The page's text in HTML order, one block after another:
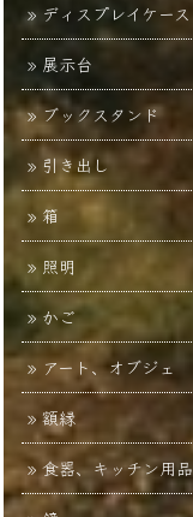
ディスプレイケース
展示台
ブックスタンド
引き出し
箱
照明
かご
アート、オブジェ
額縁
食器、キッチン用品